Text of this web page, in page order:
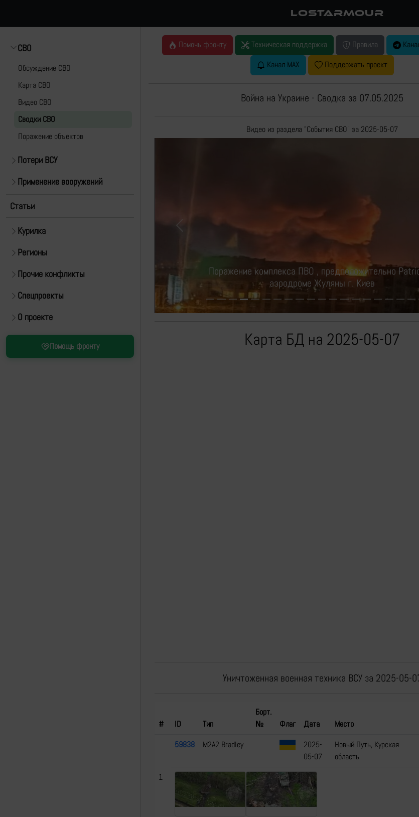
LOSTARMOUR
СВО
Обсуждение СВО
Карта СВО
Видео СВО
Cводки СВО
Поражение объектов
Потери ВСУ
Применение вооружений
Статьи
Курилка
Регионы
Прочие конфликты
Спецпроекты
О проекте
Помощь фронту
Помочь фронту Техническая поддержка Правила
Канал MAX
Поддержать проект
Война на Украине - Сводка за 07.05.2025
Видео из раздела "События СВО" за 2025-05-07
Сбросы по боевикам ВСУ
Карта БД на 2025-05-07
Уничтоженная военная техника ВСУ за 2025-05-
# ID Тип
Борт.
№
Флаг Дата Место
1
59838 M2A2 Bradley
2025-
05-07
Новый Путь, Курская
область